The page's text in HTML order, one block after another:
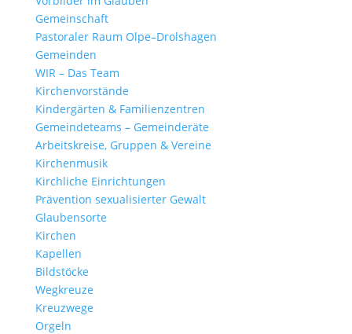
Gemein­schaft
Pasto­raler Raum Olpe–Drolshagen
Gemeinden
WIR – Das Team
Kirchen­vor­stände
Kinder­gärten & Familienzentren
Gemein­de­teams – Gemeinderäte
Arbeits­kreise, Gruppen & Vereine
Kirchen­musik
Kirch­liche Einrichtungen
Präven­tion sexua­li­sierter Gewalt
Glau­ben­s­orte
Kirchen
Kapellen
Bild­stöcke
Wegkreuze
Kreuz­wege
Orgeln